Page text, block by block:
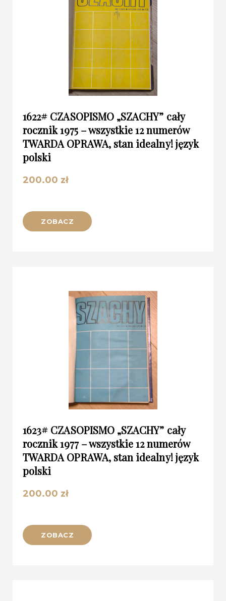
1622# CZASOPISMO „SZACHY” cały
rocznik 1975 – wszystkie 12 numerów
TWARDA OPRAWA, stan idealny! język
polski
200.00 zł
ZOBACZ
1623# CZASOPISMO „SZACHY” cały
rocznik 1977 – wszystkie 12 numerów
TWARDA OPRAWA, stan idealny! język
polski
200.00 zł
ZOBACZ